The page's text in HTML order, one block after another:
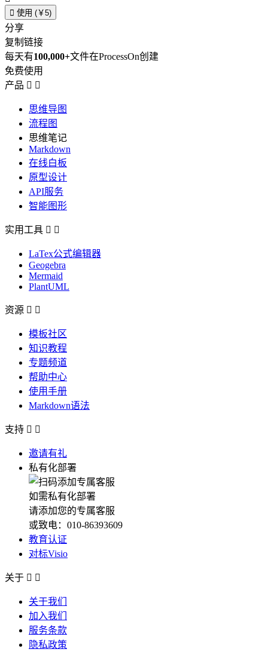
 使用 (￥5)
分享
复制链接
每天有100,000+文件在ProcessOn创建
免费使用
产品  
思维导图
流程图
思维笔记
Markdown
在线白板
原型设计
API服务
智能图形
实用工具  
LaTex公式编辑器
Geogebra
Mermaid
PlantUML
资源  
模板社区
知识教程
专题频道
帮助中心
使用手册
Markdown语法
支持  
邀请有礼
私有化部署
如需私有化部署
请添加您的专属客服
或致电：010-86393609
教育认证
对标Visio
关于  
关于我们
加入我们
服务条款
隐私政策